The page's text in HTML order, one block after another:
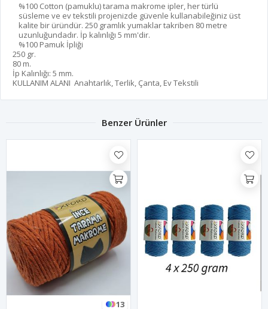
%100 Cotton (pamuklu) tarama makrome ipler, her türlü
süsleme ve ev tekstili projenizde güvenle kullanabileğiniz üst
kalite bir üründür. 250 gramlık yumaklar takriben 80 metre
uzunluğundadır. İp kalınlığı 5 mm'dir.
%100 Pamuk İpliği
250 gr.
80 m.
İp Kalınlığı: 5 mm.
KULLANIM ALANI Anahtarlık, Terlik, Çanta, Ev Tekstili
Benzer Ürünler
13